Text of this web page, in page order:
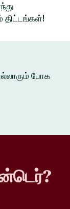
திட்டங்கள்!
போக